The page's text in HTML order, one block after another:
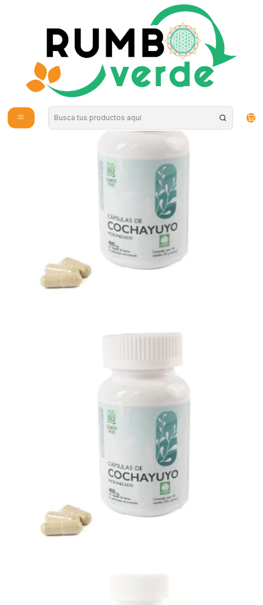
Envío gratis por compras sobre los 59.990 en la provincia de Santiago
Probióticos y Digestión